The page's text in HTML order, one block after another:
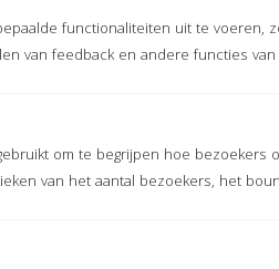
functionaliteiten uit te voeren,
van feedback en andere functies
om te begrijpen hoe
van het aantal bezoekers, het